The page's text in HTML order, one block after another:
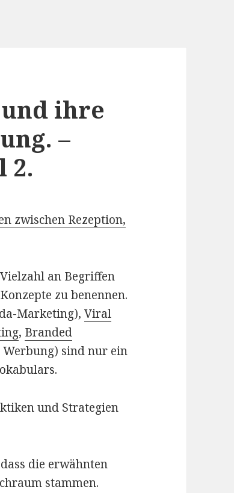
ihre
–
2.
zwischen Rezeption,
an Begriffen
zu benennen.
Marketing),Viral
, Branded
sind nur ein
und Strategien
die erwähnten
stammen.